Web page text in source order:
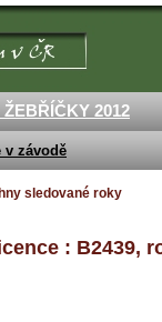
ŽEBŘÍČKY 2012
v závodě
sledované roky
: B2439,